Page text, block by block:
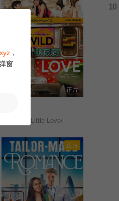
正片
Wild Little Love/
正片
10
，
窗